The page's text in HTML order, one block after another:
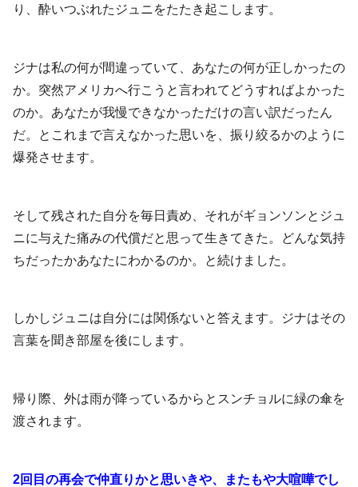
り、酔いつぶれたジュニをたたき起こします。
ジナは私の何が間違っていて、あなたの何が正しかったの
か。突然アメリカへ行こうと言われてどうすればよかった
のか。あなたが我慢できなかっただけの言い訳だったん
だ。とこれまで言えなかった思いを、振り絞るかのように
爆発させます。
そして残された自分を毎日責め、それがギョンソンとジュ
ニに与えた痛みの代償だと思って生きてきた。どんな気持
ちだったかあなたにわかるのか。と続けました。
しかしジュニは自分には関係ないと答えます。ジナはその
言葉を聞き部屋を後にします。
帰り際、外は雨が降っているからとスンチョルに緑の傘を
渡されます。
2回目の再会で仲直りかと思いきや、またもや大喧嘩でし